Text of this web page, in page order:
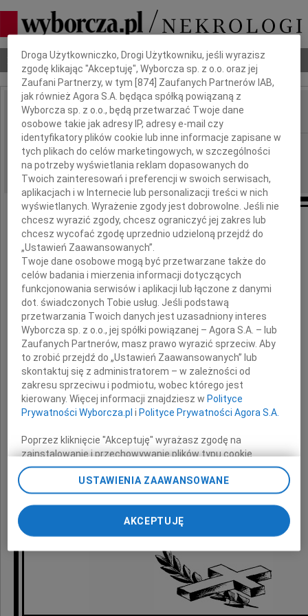
Nekrologi Odeszli Poradnik pogrzebowy
IMIĘ I NAZWISKO:
REGION: Warszawa
DATA EMISJI: 30.04.2010
Rafałowi Grupińskiemu
wyrazy głębokiego współczucia
z powodu śmierci
Taty
składa
Małgorzata Kidawa-Błońska
Dbamy o Twoją prywatność
Droga Użytkowniczko, Drogi Użytkowniku, jeśli wyrazisz
zgodę klikając "Akceptuję", Wyborcza sp. z o.o. oraz jej
Zaufani Partnerzy, w tym [874 ] Zaufanych Partnerów IAB,
jak również Agora S.A. będąca spółką powiązaną z
Wyborcza sp. z o.o., będą przetwarzać Twoje dane
osobowe takie jak adresy IP, adresy e-mail czy
identyfikatory plików cookie lub inne informacje zapisane w
tych plikach do celów marketingowych, w szczególności
na potrzeby wyświetlania reklam dopasowanych do
Twoich zainteresowań i preferencji w swoich serwisach,
aplikacjach i w Internecie lub personalizacji treści w nich
wyświetlanych. Wyrażenie zgody jest dobrowolne. Jeśli nie
chcesz wyrazić zgody, chcesz ograniczyć jej zakres lub
chcesz wycofać zgodę uprzednio udzieloną przejdź do
„Ustawień Zaawansowanych”.
Twoje dane osobowe mogą być przetwarzane także do
celów badania i mierzenia informacji dotyczących
funkcjonowania serwisów i aplikacji lub łączone z danymi
dot. świadczonych Tobie usług. Jeśli podstawą
przetwarzania Twoich danych jest uzasadniony interes
Wyborcza sp. z o.o., jej spółki powiązanej – Agora S.A. – lub
Zaufanych Partnerów, masz prawo wyrazić sprzeciw. Aby
to zrobić przejdź do „Ustawień Zaawansowanych” lub
skontaktuj się z administratorem – w zależności od
zakresu sprzeciwu i podmiotu, wobec którego jest
kierowany. Więcej informacji znajdziesz w Polityce
Prywatności Wyborcza.pl i Polityce Prywatności Agora S.A.
Poprzez kliknięcie "Akceptuję" wyrażasz zgodę na
zainstalowanie i przechowywanie plików typu cookie
Wyborczej sp. z o. o. jej Zaufanych Partnerów i Agora S.A.
na Twoim urządzeniu końcowym. Możesz też w każdej
chwili zmienić swoje preferencje dot. plików cookie,
ponownie wywołując narzędzie do zarządzania Twoimi
preferencjami dot. przetwarzania danych poprzez
odnośnik „Ustawienia prywatności” w stopce serwisu i
przechodząc do sekcji „Ustawienia zaawansowane”.
Zmiana ustawień plików cookie możliwa jest także za
My, nasi Zaufani Partnerzy i Agora S.A. możemy
USTAWIENIA ZAAWANSOWANE
AKCEPTUJĘ